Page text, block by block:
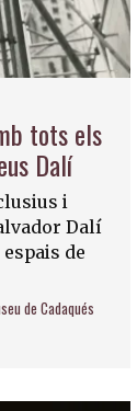
tots els
Dalí
i
Dalí
de
de Cadaqués